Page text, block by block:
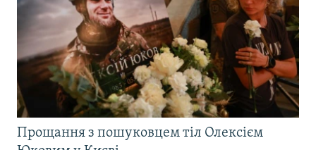
Прощання з пошуковцем тіл Олексієм